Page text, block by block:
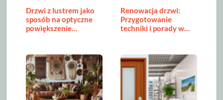
Drzwi z lustrem jako
sposób na optyczne
powiększenie…
Renowacja drzwi:
Przygotowanie
techniki i porady w…